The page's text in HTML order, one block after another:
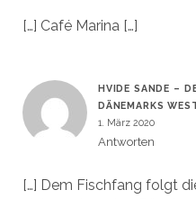
[…] Café Marina […]
HVIDE SANDE –
DÄNEMARKS
1. März 2020
Antworten
[…] Dem Fischfang folgt